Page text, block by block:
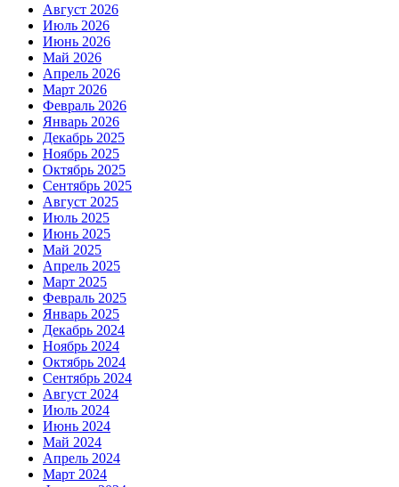
Август 2026
Июль 2026
Июнь 2026
Май 2026
Апрель 2026
Март 2026
Февраль 2026
Январь 2026
Декабрь 2025
Ноябрь 2025
Октябрь 2025
Сентябрь 2025
Август 2025
Июль 2025
Июнь 2025
Май 2025
Апрель 2025
Март 2025
Февраль 2025
Январь 2025
Декабрь 2024
Ноябрь 2024
Октябрь 2024
Сентябрь 2024
Август 2024
Июль 2024
Июнь 2024
Май 2024
Апрель 2024
Март 2024